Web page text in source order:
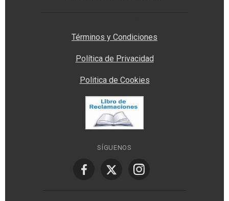
Términos y Condiciones
Política de Privacidad
Politica de Cookies
SÍGUENOS